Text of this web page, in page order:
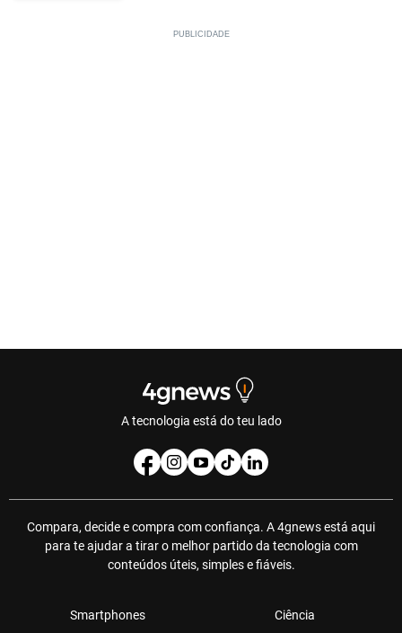
A tecnologia está do teu lado
Compara, decide e compra com confiança. A 4gnews está aqui
para te ajudar a tirar o melhor partido da tecnologia com
conteúdos úteis, simples e fiáveis.
Smartphones Ciência